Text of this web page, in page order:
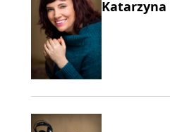
Katarzyna